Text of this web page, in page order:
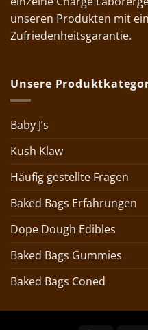
unseren Produkten mit
Zufriedenheitsgarantie.
Unsere
Baby J’s
Kush Klaw
Häufig gestellte Fragen
Baked Bags Erfahrungen
Dope Dough Edibles
Baked Bags Gummies
Baked Bags Coned